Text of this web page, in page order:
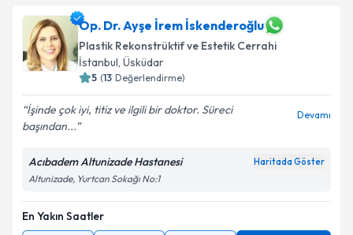
Op. Dr. Ayşe İrem İskenderoğlu
Plastik Rekonstrüktif ve Estetik Cerrahi
İstanbul, Üsküdar
5 (13 Değerlendirme)
İşinde çok iyi, titiz ve ilgili bir doktor. Süreci
başından...
Devamı
Acıbadem Altunizade Hastanesi Haritada Göster
Altunizade, Yurtcan Sokağı No:1
En Yakın Saatler